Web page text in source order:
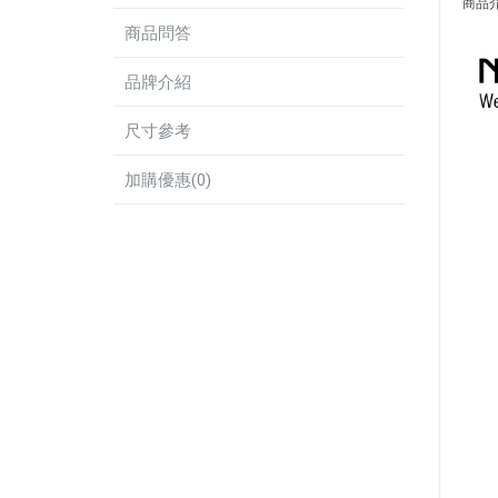
商品問答
品牌介紹
尺寸參考
加購優惠(0)